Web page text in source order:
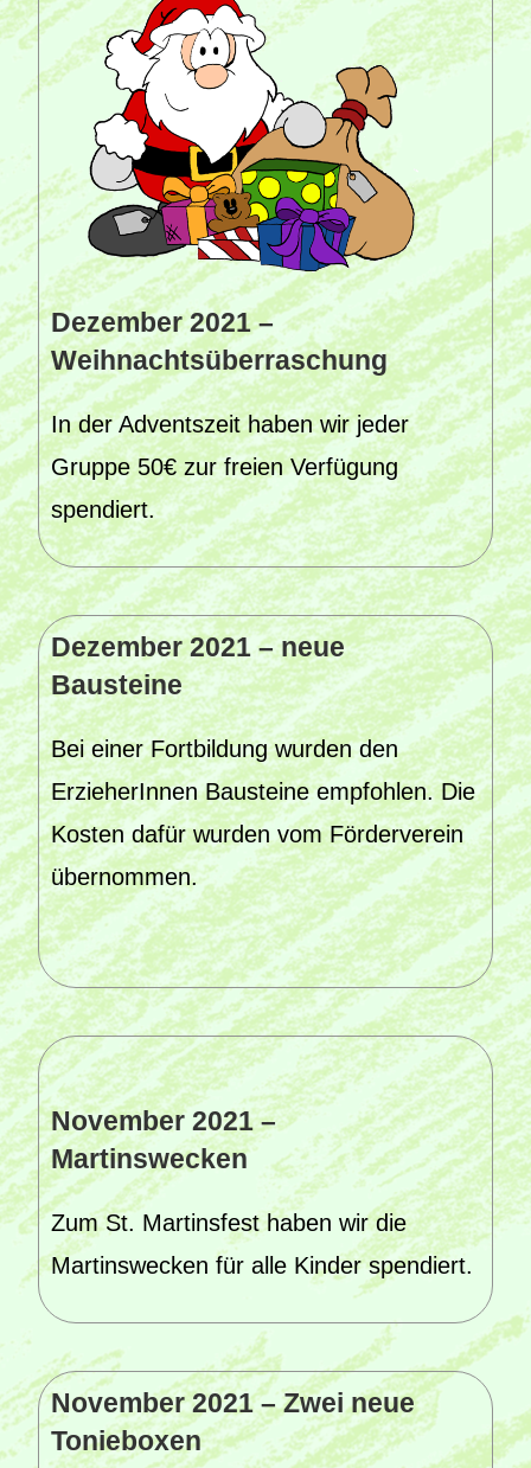
Dezember 2021 –
Weihnachtsüberraschung
In der Adventszeit haben wir jeder
Gruppe 50€ zur freien Verfügung
spendiert.
Dezember 2021 – neue
Bausteine
Bei einer Fortbildung wurden den
ErzieherInnen Bausteine empfohlen. Die
Kosten dafür wurden vom Förderverein
übernommen.
November 2021 –
Martinswecken
Zum St. Martinsfest haben wir die
Martinswecken für alle Kinder spendiert.
November 2021 – Zwei neue
Tonieboxen